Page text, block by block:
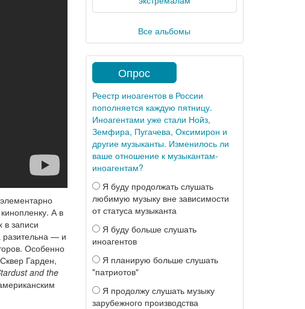
А в
в записи
разительна — и
Особенно
Гарден,
and the
Все альбомы
Опрос
Реестр иноагентов в России
пополняется каждую пятницу.
Иноагентами уже стали Нойз,
Земфира, Пугачева, Оксимирон и
другие музыканты. Изменилось ли
ваше отношение к музыкантам-
иноагентам?
Я буду продолжать слушать
любимую музыку вне зависимости
от статуса музыканта
Я буду больше слушать
иноагентов
Я планирую больше слушать
"патриотов"
Я продолжу слушать музыку
зарубежного производства